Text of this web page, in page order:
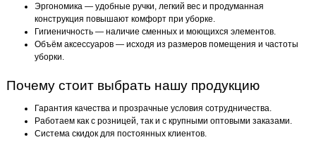
Эргономика — удобные ручки, легкий вес и продуманная
конструкция повышают комфорт при уборке.
Гигиеничность — наличие сменных и моющихся элементов.
Объём аксессуаров — исходя из размеров помещения и частоты
уборки.
Почему стоит выбрать нашу продукцию
Гарантия качества и прозрачные условия сотрудничества.
Работаем как с розницей, так и с крупными оптовыми заказами.
Система скидок для постоянных клиентов.